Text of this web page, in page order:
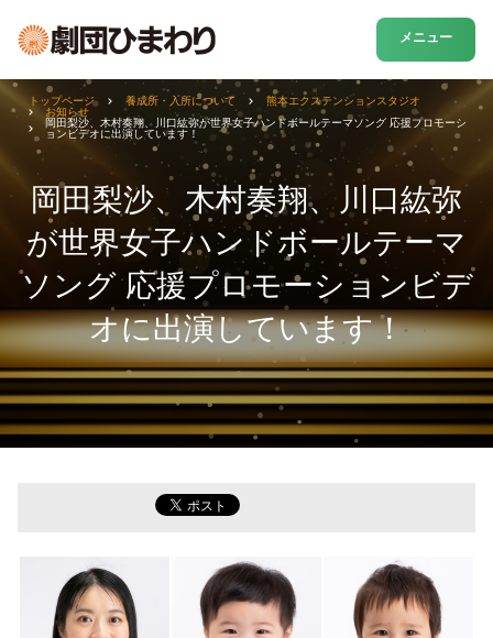
メニュー
岡田梨沙、木村奏翔、川口紘弥
が世界女子ハンドボールテーマ
ソング 応援プロモーションビデ
オに出演しています！
トップページ 養成所・入所について
熊本エクステンションスタジオ
お知らせ
岡田梨沙、木村奏翔、川口紘弥が世界女子ハンドボールテーマソング 応援プロモーシ
ョンビデオに出演しています！